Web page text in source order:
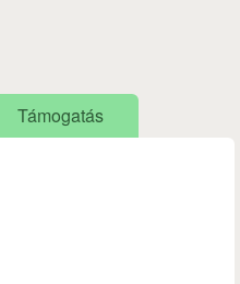
Támogatás